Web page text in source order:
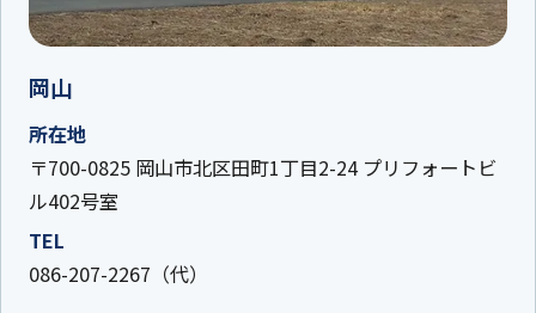
岡山
所在地
〒700-0825 岡山市北区田町1丁目2-24 プリフォートビ
ル402号室
TEL
086-207-2267（代）